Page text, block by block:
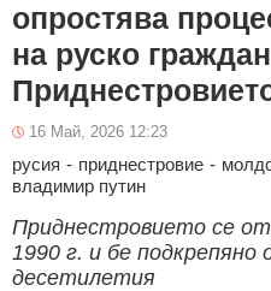
опростява
на руско
16 Май, 2026 12:23
русия - приднестровие -
владимир путин
Приднестровието се
1990 г. и бе
десетилетия